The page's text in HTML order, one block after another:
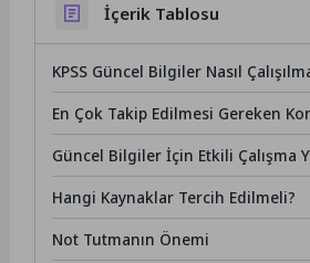
İçerik Tablosu
KPSS Güncel Bilgiler Nasıl
En Çok Takip Edilmesi Gereken
Güncel Bilgiler İçin Etkili Çalışma
Hangi Kaynaklar Tercih Edilmeli?
Not Tutmanın Önemi